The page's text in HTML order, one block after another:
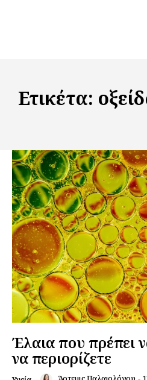
Ετικέτα:
Έλαια που πρέπει
να περιορίζετε